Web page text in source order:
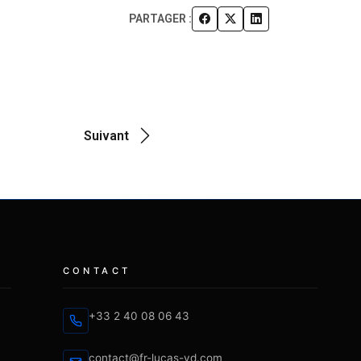
PARTAGER :
Suivant
CONTACT
+33 2 40 08 06 43
contact@fr-lucas-yd.com